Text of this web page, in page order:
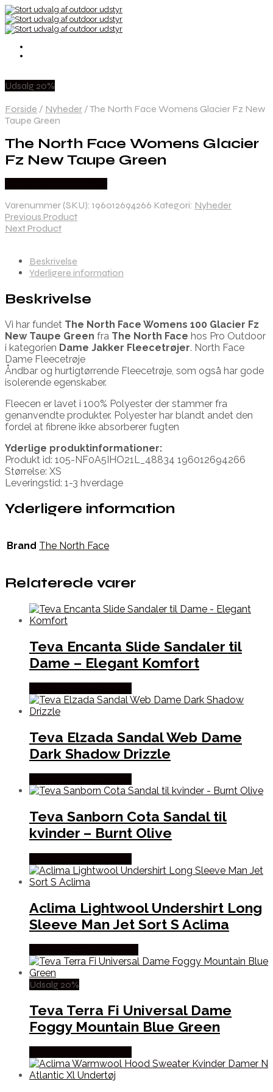
Udsalg 20%
Forside / Nyheder /The North Face Womens Glacier Fz New
Taupe Green
The North Face Womens Glacier
Fz New Taupe Green
Varenummer (SKU): 196012694266 Kategori: Nyheder
Previous Product
Next Product
Beskrivelse
Yderligere information
Beskrivelse
Vi har fundet The North Face Womens 100 Glacier Fz
New Taupe Green fra The North Face hos Pro Outdoor
i kategorien Dame Jakker Fleecetrøjer. North Face
Dame Fleecetrøje
Åndbar og hurtigtørrende Fleecetrøje, som også har gode
isolerende egenskaber.
Fleecen er lavet i 100% Polyester der stammer fra
genanvendte produkter. Polyester har blandt andet den
fordel at fibrene ikke absorberer fugten
Yderlige produktinformationer:
Produkt id: 105-NF0A5IHO21L_48834 196012694266
Størrelse: XS
Leveringstid: 1-3 hverdage
Yderligere information
Brand The North Face
Relaterede varer
Teva Encanta Slide Sandaler til
Dame – Elegant Komfort
Teva Elzada Sandal Web Dame
Dark Shadow Drizzle
Teva Sanborn Cota Sandal til
kvinder – Burnt Olive
Aclima Lightwool Undershirt Long
Sleeve Man Jet Sort S Aclima
Udsalg 20%
Teva Terra Fi Universal Dame
Foggy Mountain Blue Green